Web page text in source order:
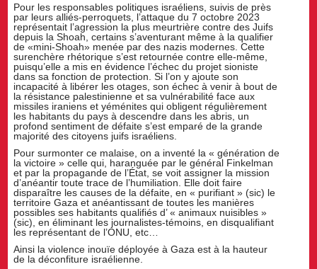
Pour les responsables politiques israéliens, suivis de près
par leurs alliés-perroquets, l’attaque du 7 octobre 2023
représentait l’agression la plus meurtrière contre des Juifs
depuis la Shoah, certains s’aventurant même à la qualifier
de «mini-Shoah» menée par des nazis modernes. Cette
surenchère rhétorique s’est retournée contre elle-même,
puisqu’elle a mis en évidence l’échec du projet sioniste
dans sa fonction de protection. Si l’on y ajoute son
incapacité à libérer les otages, son échec à venir à bout de
la résistance palestinienne et sa vulnérabilité face aux
missiles iraniens et yéménites qui obligent régulièrement
les habitants du pays à descendre dans les abris, un
profond sentiment de défaite s’est emparé de la grande
majorité des citoyens juifs israéliens.
Pour surmonter ce malaise, on a inventé la « génération de
la victoire » celle qui, haranguée par le général Finkelman
et par la propagande de l’État, se voit assigner la mission
d’anéantir toute trace de l’humiliation. Elle doit faire
disparaître les causes de la défaite, en « purifiant » (sic) le
territoire Gaza et anéantissant de toutes les manières
possibles ses habitants qualifiés d’ « animaux nuisibles »
(sic), en éliminant les journalistes-témoins, en disqualifiant
les représentant de l’ONU, etc…
Ainsi la violence inouïe déployée à Gaza est à la hauteur
de la déconfiture israélienne.